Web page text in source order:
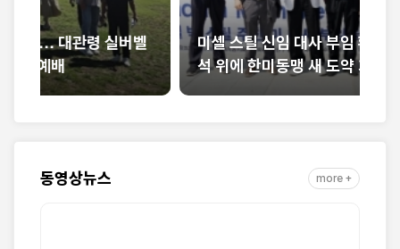
미셸 스틸 신임 대사 부임 환영… “신앙의 반
석 위에 한미동맹 새 도약 기대”
동영상뉴스 more +